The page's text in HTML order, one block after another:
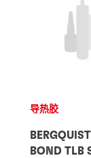
导热胶
BERGQUIST
BOND TLB